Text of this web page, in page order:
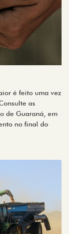
é feito uma vez
as
de Guaraná, em
no final do